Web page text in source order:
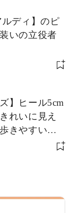
ルディ】のピ
いの立役者
】ヒール5cm
れいに見え
きやすいシ
や日常使い